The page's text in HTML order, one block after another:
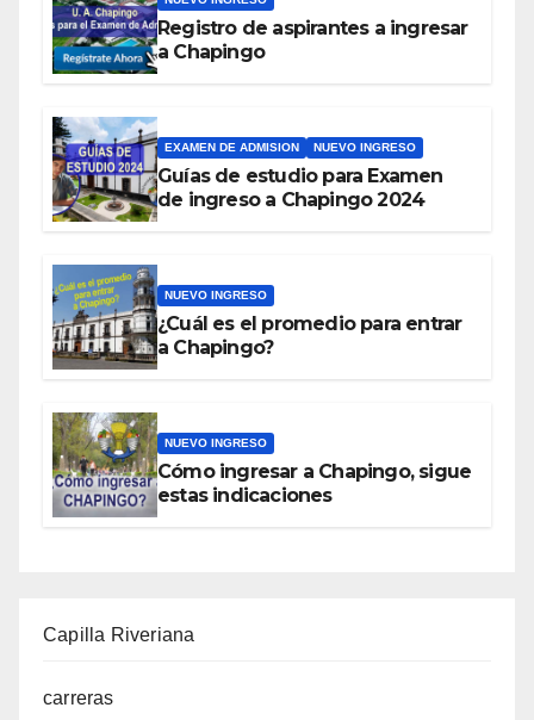
Registro de aspirantes a ingresar
a Chapingo
EXAMEN DE ADMISION NUEVO INGRESO
Guías de estudio para Examen
de ingreso a Chapingo 2024
NUEVO INGRESO
¿Cuál es el promedio para entrar
a Chapingo?
NUEVO INGRESO
Cómo ingresar a Chapingo, sigue
estas indicaciones
Capilla Riveriana
carreras